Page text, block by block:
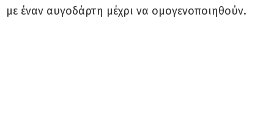
με έναν αυγοδάρτη μέχρι να ομογενοποιηθούν.